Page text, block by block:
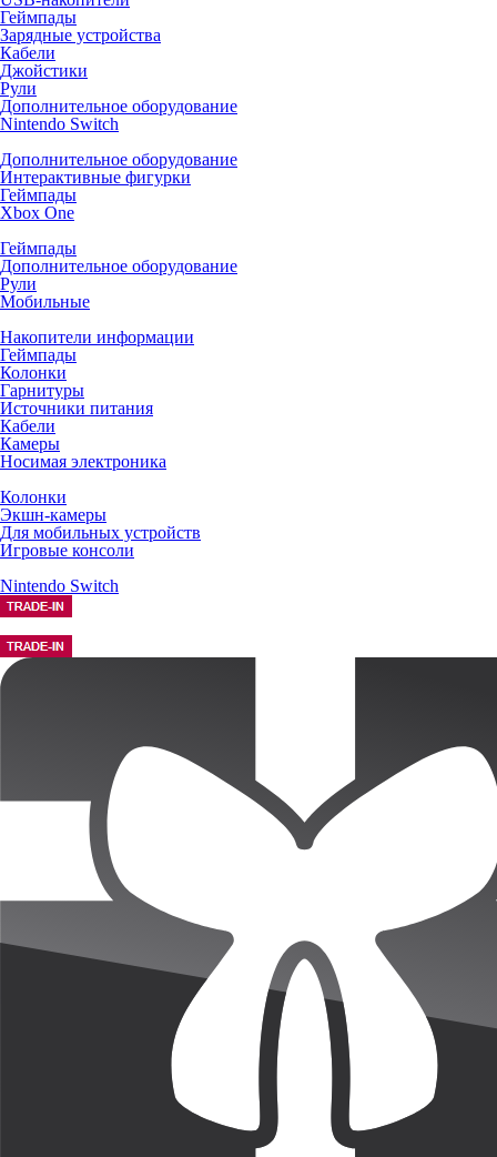
Геймпады
Зарядные устройства
Кабели
Джойстики
Рули
Дополнительное оборудование
Nintendo Switch
Дополнительное оборудование
Интерактивные фигурки
Геймпады
Xbox One
Геймпады
Дополнительное оборудование
Рули
Мобильные
Накопители информации
Геймпады
Колонки
Гарнитуры
Источники питания
Кабели
Камеры
Носимая электроника
Колонки
Экшн-камеры
Для мобильных устройств
Игровые консоли
Nintendo Switch